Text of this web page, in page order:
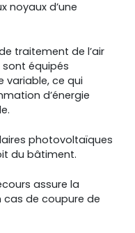
noyaux d’une
traitement de l’air
équipés
variable, ce qui
d’énergie
photovoltaïques
du bâtiment.
assure la
de coupure de